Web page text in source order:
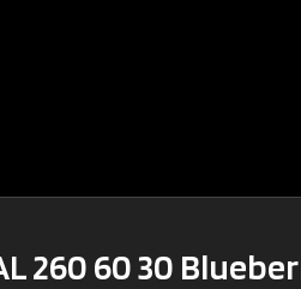
260 60 30